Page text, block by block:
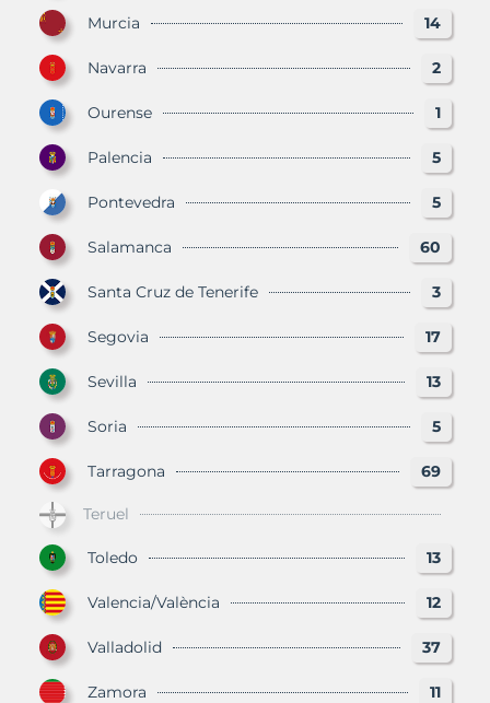
Murcia 14
Navarra 2
Ourense 1
Palencia 5
Pontevedra 5
Salamanca 60
Santa Cruz de Tenerife 3
Segovia 17
Sevilla 13
Soria 5
Tarragona 69
Teruel
Toledo 13
Valencia/València 12
Valladolid 37
Zamora 11